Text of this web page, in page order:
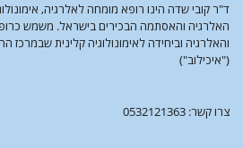
ד"ר קובי שדה הינו רופא מומחה לאלרגיה,
האלרגיה והאסתמה הבכירים בישראל. משמש
והאלרגיה וביחידה לאימונולוגיה קלינית שבמרכז
("איכילוב")
צרו קשר: 0532121363